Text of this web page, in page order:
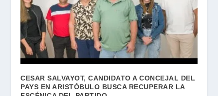
CESAR SALVAYOT, CANDIDATO A CONCEJAL DEL
PAYS EN ARISTÓBULO BUSCA RECUPERAR LA